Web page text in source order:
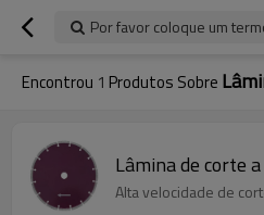
Por favor coloque um
Encontrou 1 Produtos Sobre
Lâmina de corte a
Alta velocidade de